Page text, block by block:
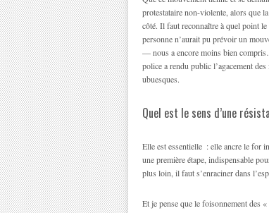
protestataire non-violente, alors que
côté. Il faut reconnaître à quel point
personne n’aurait pu prévoir un
— nous a encore moins bien
police a rendu public l’agacement
ubuesques.
Quel est le sens d’une
Elle est essentielle : elle ancre le for
une première étape, indispensable
plus loin, il faut s’enraciner dans
Et je pense que le foisonnement des